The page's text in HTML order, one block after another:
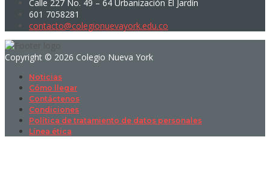
Calle 227 No. 49 – 64 Urbanización El Jardín
601 7058281
contacto@colegionuevayork.edu.co
Copyright © 2026 Colegio Nueva York
Noticias
Cómo llegar
Contáctenos
Condiciones
Política de tratamiento de datos personales
Línea ética